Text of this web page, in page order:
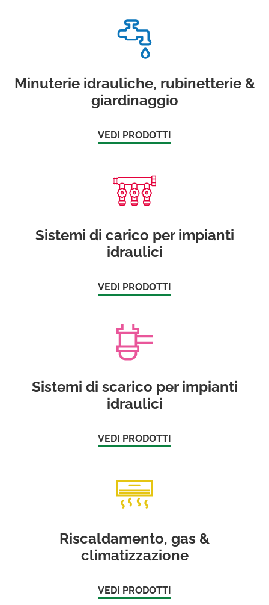
Minuterie idrauliche, rubinetterie &
giardinaggio
VEDI PRODOTTI
Sistemi di carico per impianti
idraulici
VEDI PRODOTTI
Sistemi di scarico per impianti
idraulici
VEDI PRODOTTI
Riscaldamento, gas &
climatizzazione
VEDI PRODOTTI